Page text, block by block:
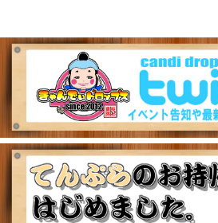
【181cmの衝撃】
「デカくてエロくて、ド
うるは